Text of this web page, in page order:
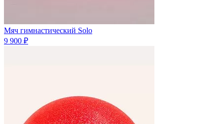
Мяч гимнастический Solo
9 900 ₽